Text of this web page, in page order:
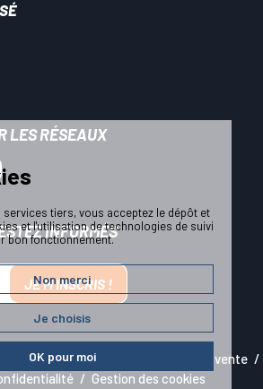
LES RÉSEAUX
INFORMÉS
JE M'INSCRIS !
légales
Conditions générales de vente
Gestion des cookies
tiers, vous acceptez le dépôt et
et l'utilisation de technologies de suivi
bon fonctionnement.
Non merci
Je choisis
OK pour moi